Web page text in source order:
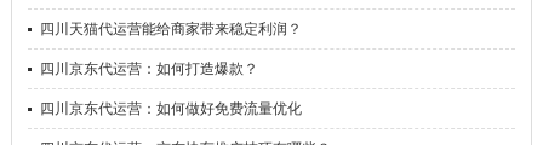
四川 天猫代运营能给商家带来稳定利润？
四川 京东代运营：如何打造爆款？
四川 京东代运营：如何做好免费流量优化